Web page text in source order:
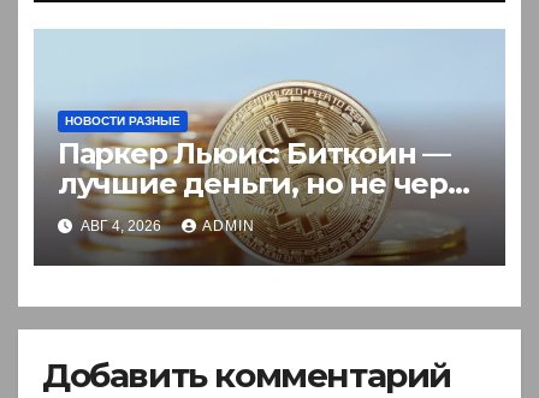
НОВОСТИ РАЗНЫЕ
Паркер Льюис: Биткоин —
лучшие деньги, но не через
акции
АВГ 4, 2026 ADMIN
Добавить комментарий